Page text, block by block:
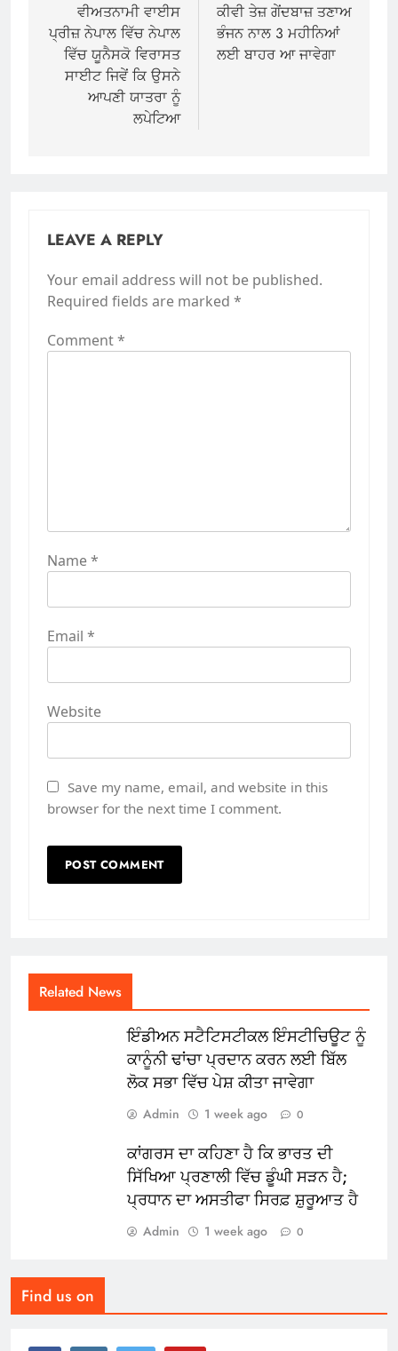
navigation
ਵੀਅਤਨਾਮੀ ਵਾਈਸ
ਪ੍ਰੀਜ਼ ਨੇਪਾਲ ਵਿੱਚ ਨੇਪਾਲ
ਵਿੱਚ ਯੂਨੈਸਕੋ ਵਿਰਾਸਤ
ਸਾਈਟ ਜਿਵੇਂ ਕਿ ਉਸਨੇ
ਆਪਣੀ ਯਾਤਰਾ ਨੂੰ
ਲਪੇਟਿਆ
ਕੀਵੀ ਤੇਜ਼ ਗੇਂਦਬਾਜ਼ ਤਣਾਅ
ਭੰਜਨ ਨਾਲ 3 ਮਹੀਨਿਆਂ
ਲਈ ਬਾਹਰ ਆ ਜਾਵੇਗਾ
LEAVE A REPLY
Your email address will not be published.
Required fields are marked *
Comment*
Name*
Email *
Website
Save my name, email, and website in this
browser for the next time I comment.
Related News
ਇੰਡੀਅਨ ਸਟੈਟਿਸਟੀਕਲ ਇੰਸਟੀਚਿਊਟ ਨੂੰ
ਕਾਨੂੰਨੀ ਢਾਂਚਾ ਪ੍ਰਦਾਨ ਕਰਨ ਲਈ ਬਿੱਲ
ਲੋਕ ਸਭਾ ਵਿੱਚ ਪੇਸ਼ ਕੀਤਾ ਜਾਵੇਗਾ
Admin 1 week ago 0
ਕਾਂਗਰਸ ਦਾ ਕਹਿਣਾ ਹੈ ਕਿ ਭਾਰਤ ਦੀ
ਸਿੱਖਿਆ ਪ੍ਰਣਾਲੀ ਵਿੱਚ ਡੂੰਘੀ ਸੜਨ ਹੈ;
ਪ੍ਰਧਾਨ ਦਾ ਅਸਤੀਫਾ ਸਿਰਫ਼ ਸ਼ੁਰੂਆਤ ਹੈ
Admin 1 week ago 0
Find us on